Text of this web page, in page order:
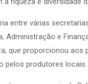
entre várias
Administração e
que proporcionou aos
pelos produtores locais.